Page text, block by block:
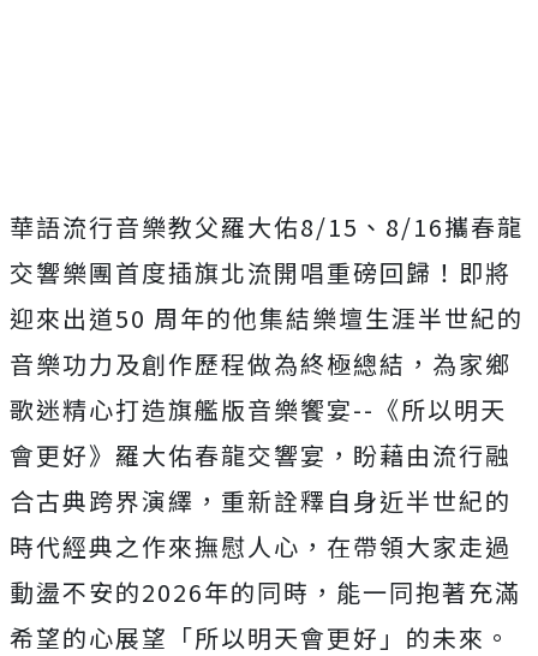
華語流行音樂教父羅大佑8/15 、 8/16攜春龍
交響樂團首度插旗北流開唱重磅回歸！即將
迎來出道50 周年的他集結樂壇生涯半世紀的
音樂功力及創作歷程做為終極總結，為家鄉
歌迷精心打造旗艦版音樂饗宴-- 《所以明天
會更好》羅大佑春龍交響宴，盼藉由流行融
合古典跨界演繹，重新詮釋自身近半世紀的
時代經典之作來撫慰人心，在帶領大家走過
動盪不安的2026年的同時，能一同抱著充滿
希望的心展望「所以明天會更好」的未來。